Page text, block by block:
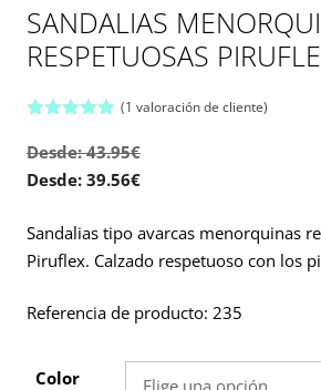
SANDALIAS
RESPETUOSAS
(1 valoración de cliente)
Desde:43.95€
Desde:39.56€
Sandalias tipo avarcas menorquinas
Piruflex. Calzado respetuoso con los
Referencia de producto: 235
Color